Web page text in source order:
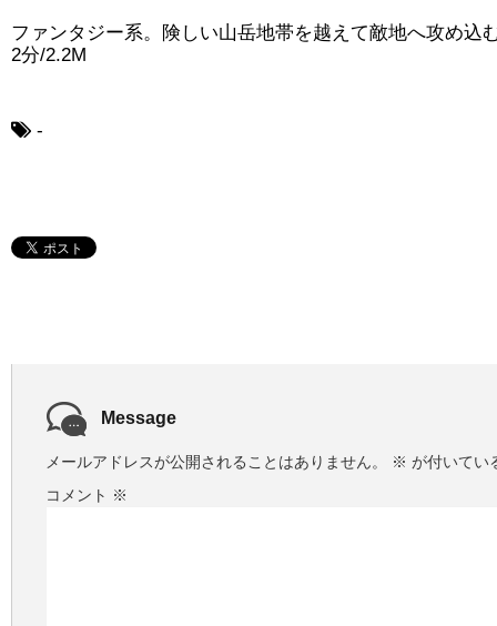
ファンタジー系。険しい山岳地帯を越えて敵地へ攻め込
2分/2.2M
-
Message
メールアドレスが公開されることはありません。 ※ が付いてい
コメント ※